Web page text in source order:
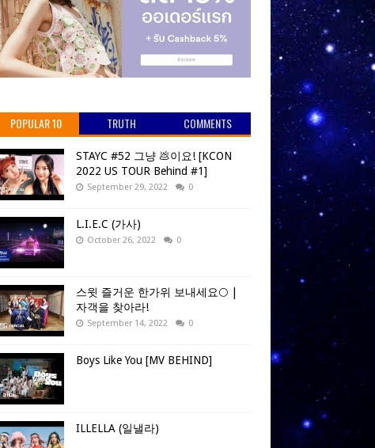
POPULAR 10 TRUTH COMMENTS
STAYC #52 그냥 💩이요! [KCON
2022 US TOUR Behind #1]
September 29, 2022 0
L.I.E.C (가사)
October 26, 2022 0
스윗 즐거운 한가위 보내세요🌕 |
자객을 찾아라!
September 14, 2022 0
Boys Like You [MV BEHIND]
ILLELLA (일낼라)